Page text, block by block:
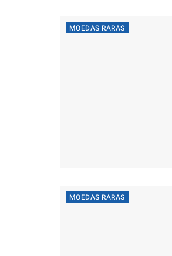
MOEDAS RARAS
MOEDAS RARAS